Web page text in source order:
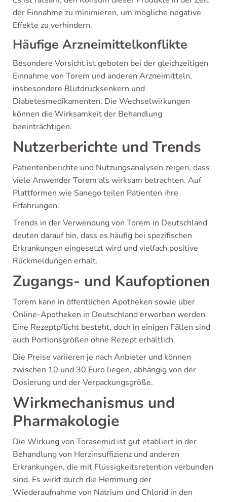
der Einnahme zu minimieren, um mögliche negative
Effekte zu verhindern.
Häufige Arzneimittelkonflikte
Besondere Vorsicht ist geboten bei der gleichzeitigen
Einnahme von Torem und anderen Arzneimitteln,
insbesondere Blutdrucksenkern und
Diabetesmedikamenten. Die Wechselwirkungen
können die Wirksamkeit der Behandlung
beeinträchtigen.
Nutzerberichte und Trends
Patientenberichte und Nutzungsanalysen zeigen, dass
viele Anwender Torem als wirksam betrachten. Auf
Plattformen wie Sanego teilen Patienten ihre
Erfahrungen.
Trends in der Verwendung von Torem in Deutschland
deuten darauf hin, dass es häufig bei spezifischen
Erkrankungen eingesetzt wird und vielfach positive
Rückmeldungen erhält.
Zugangs- und Kaufoptionen
Torem kann in öffentlichen Apotheken sowie über
Online-Apotheken in Deutschland erworben werden.
Eine Rezeptpflicht besteht, doch in einigen Fällen sind
auch Portionsgrößen ohne Rezept erhältlich.
Die Preise variieren je nach Anbieter und können
zwischen 10 und 30 Euro liegen, abhängig von der
Dosierung und der Verpackungsgröße.
Wirkmechanismus und
Pharmakologie
Die Wirkung von Torasemid ist gut etabliert in der
Behandlung von Herzinsuffizienz und anderen
Erkrankungen, die mit Flüssigkeitsretention verbunden
sind. Es wirkt durch die Hemmung der
Wiederaufnahme von Natrium und Chlorid in den